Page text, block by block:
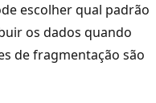
escolher qual padrão
os dados quando
de fragmentação são